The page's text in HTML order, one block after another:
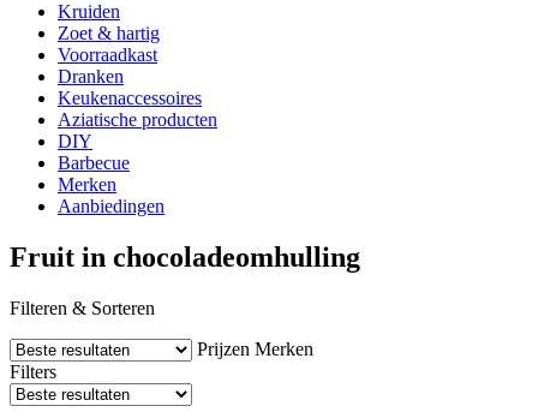
Kruiden
Zoet & hartig
Voorraadkast
Dranken
Keukenaccessoires
Aziatische producten
DIY
Barbecue
Merken
Aanbiedingen
Fruit in chocoladeomhulling
Filteren & Sorteren
Prijzen Merken
Filters